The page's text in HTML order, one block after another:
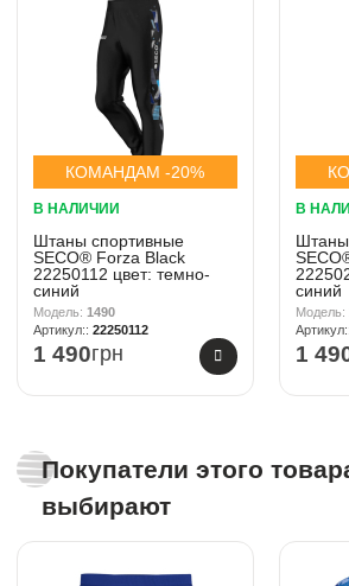
КОМАНДАМ -20%
В НАЛИЧИИ
Штаны спортивные
SECO® Forza Black
22250112 цвет: темно-
синий
1490
22250112
1 490грн
В
Штаны
синий
1
Покупатели этого
выбирают